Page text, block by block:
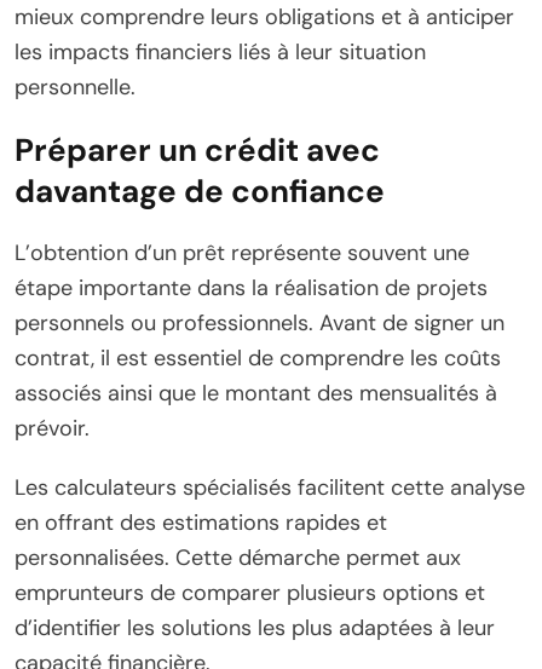
mieux comprendre leurs obligations et à anticiper
les impacts financiers liés à leur situation
personnelle.
Préparer un crédit avec
davantage de confiance
L’obtention d’un prêt représente souvent une
étape importante dans la réalisation de projets
personnels ou professionnels. Avant de signer un
contrat, il est essentiel de comprendre les coûts
associés ainsi que le montant des mensualités à
prévoir.
Les calculateurs spécialisés facilitent cette analyse
en offrant des estimations rapides et
personnalisées. Cette démarche permet aux
emprunteurs de comparer plusieurs options et
d’identifier les solutions les plus adaptées à leur
capacité financière.